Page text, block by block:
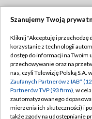
Abonament TVP
Emisja w TVP
Centrum informacji
Naziemna Telewizja
Szanujemy Twoją
Kliknij "Akceptuję i przechodzę
korzystanie z technologii
dostęp do informacji na Twoim
przechowywanie oraz na
nas, czyli Telewizję Polską S.A.
Zaufanych Partnerów z IAB*
Partnerów TVP (93 firm), w
zautomatyzowanego
mierzenia ich skuteczności) i
także zgody na udostępnianie